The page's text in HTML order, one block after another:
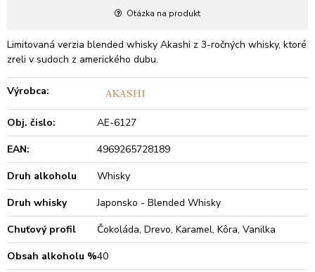
Otázka na produkt
Limitovaná verzia blended whisky Akashi z 3-ročných whisky, ktoré
zreli v sudoch z amerického dubu.
Výrobca:
Obj. čislo:
AE-6127
EAN:
4969265728189
Druh alkoholu
Whisky
Druh whisky
Japonsko - Blended Whisky
Chuťový profil
Čokoláda, Drevo, Karamel, Kôra, Vanilka
Obsah alkoholu %40